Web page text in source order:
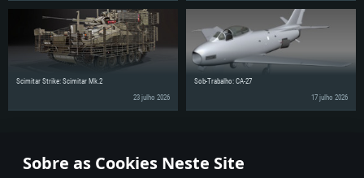
Sobre as Cookies Neste Site
Scimitar Strike: Scimitar Mk.2
23 julho 2026
Sob-Trabalho: CA-27
17 julho 2026